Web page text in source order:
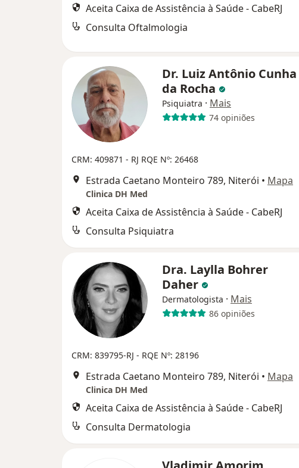
Aceita Caixa de Assistência à Saúde - CabeRJ
Consulta Oftalmologia
Dr. Luiz Antônio Cunha
da Rocha
Psiquiatra · Mais
74 opiniões
CRM: 409871 - RJ RQE Nº: 26468
Estrada Caetano Monteiro 789, Niterói • Mapa
Clinica DH Med
Aceita Caixa de Assistência à Saúde - CabeRJ
Consulta Psiquiatra
Dra. Laylla Bohrer
Daher
Dermatologista · Mais
86 opiniões
CRM: 839795-RJ - RQE Nº: 28196
Estrada Caetano Monteiro 789, Niterói • Mapa
Clinica DH Med
Aceita Caixa de Assistência à Saúde - CabeRJ
Consulta Dermatologia